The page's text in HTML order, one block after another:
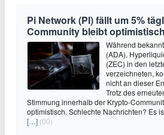
Pi Network (PI) fällt um 5%
Community bleibt optimistisch
Während
(ADA),
(ZEC) in den
verzeichneten,
nicht an dieser
Trotz des
Stimmung innerhalb der Krypto-
optimistisch. Schlechte Nachrichten? Es
[…] (00)